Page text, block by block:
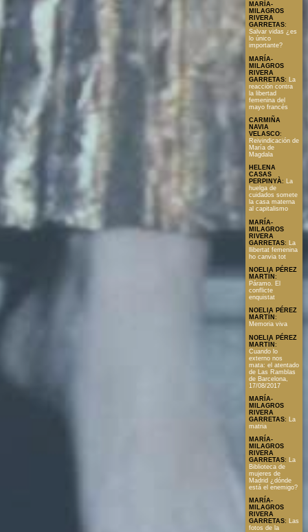
MARÍA-
MILAGROS
RIVERA
GARRETAS:
Salvar vidas ¿es
lo único
importante?
MARÍA-
MILAGROS
RIVERA
GARRETAS:
La
reacción contra
la libertad
femenina del
mayo francés
CARMIÑA
NAVIA
VELASCO:
Reivindicación de
María de
Magdala
HELENA
CASAS
PERPINYÀ: La
huelga de
cuidados somete
la casa materna
al capitalismo
MARÍA-
MILAGROS
RIVERA
GARRETAS:
La
llibertat femenina
ho canvia tot
NOELIA PÉREZ
MARTÍN :
Páramo. El
conflicte
enquistat
NOELIA PÉREZ
MARTÍN :
Memoria viva
NOELIA PÉREZ
MARTÍN :
Cuando lo
externo nos
mata: el atentado
de Las Ramblas
de Barcelona,
17/08/2017
MARÍA-
MILAGROS
RIVERA
GARRETAS:
La
matria
MARÍA-
MILAGROS
RIVERA
GARRETAS: La
Biblioteca de
mujeres de
Madrid ¿dónde
está el enemigo?
MARÍA-
MILAGROS
RIVERA
GARRETAS: Las
fotos de la